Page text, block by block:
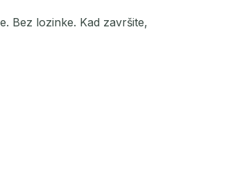
Bez lozinke. Kad završite,